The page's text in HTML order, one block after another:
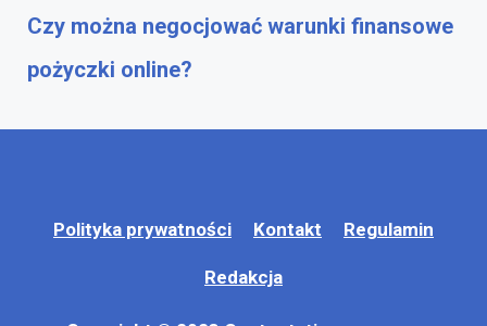
Czy można negocjować warunki finansowe
pożyczki online?
Polityka prywatności Kontakt Regulamin
Redakcja